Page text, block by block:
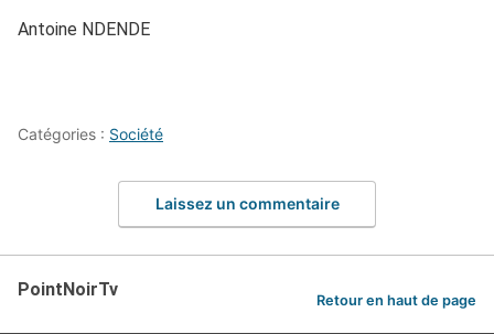
Antoine NDENDE
Catégories : Société
Laissez un commentaire
PointNoirTv
Retour en haut de page